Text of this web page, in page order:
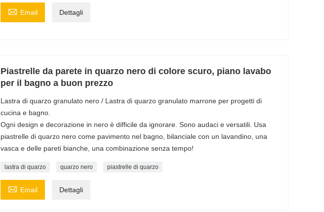
 Email Dettagli
Piastrelle da parete in quarzo nero di colore scuro, piano lavabo
per il bagno a buon prezzo
Lastra di quarzo granulato nero / Lastra di quarzo granulato marrone per progetti di
cucina e bagno.
Ogni design e decorazione in nero è difficile da ignorare. Sono audaci e versatili. Usa
piastrelle di quarzo nero come pavimento nel bagno, bilanciale con un lavandino, una
vasca e delle pareti bianche, una combinazione senza tempo!
lastra di quarzo quarzo nero piastrelle di quarzo
 Email Dettagli